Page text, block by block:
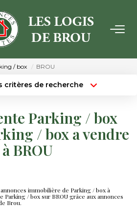
ESTIMATION
Sommes Nous
Notre Équipe
/ box BROU
critères de recherche
Parking / box
/ box a vendre
à BROU
immobilière de Parking / box à
Parking / box sur BROU grâce aux annonces
Brou.